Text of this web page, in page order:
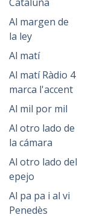
Al margen de
la ley
Al matí
Al matí Ràdio 4
marca l'accent
Al mil por mil
Al otro lado de
la cámara
Al otro lado del
epejo
Al pa pa i al vi
Penedès